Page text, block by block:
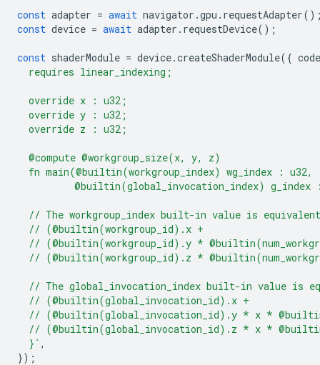
const adapter = await navigator .gpu . requestAdapter
const device = await adapter . requestDevice();
const shaderModule = device.createShaderModule({ code
  requires linear_indexing;
  override x : u32;
  override y : u32;
  override z : u32;
  @compute @workgroup_size(x, y, z)
  fn main(@builtin(workgroup_index) wg_index : u32,
@builtin(global_invocation_index) g_index
// The workgroup_index built-in value is
  // (@builtin(workgroup_id).x +
// (@builtin(workgroup_id).y *
// (@builtin(workgroup_id).z *
// The global_invocation_index built-in value is
  // (@builtin(global_invocation_id).x +
// (@builtin(global_invocation_id).y * x *
// (@builtin(global_invocation_id).z * x *
  }`
,
});